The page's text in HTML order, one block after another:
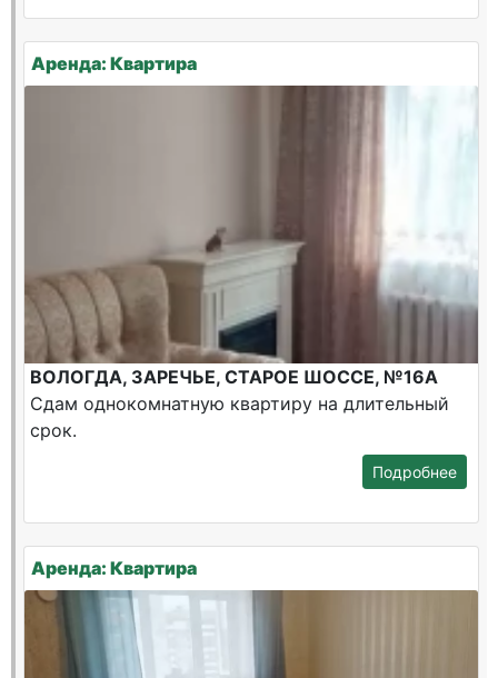
Аренда: Квартира
ВОЛОГДА, ЗАРЕЧЬЕ, СТАРОЕ ШОССЕ, №16А
Сдам однокомнатную квартиру на длительный
срок.
Подробнее
Аренда: Квартира